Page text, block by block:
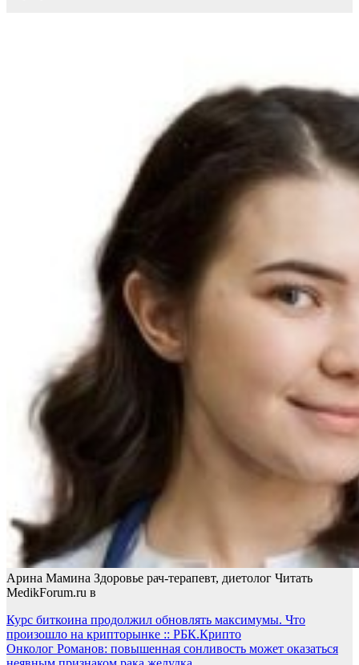
Арина Мамина Здоровье рач-терапевт, диетолог Читать
MedikForum.ru в
Навигация
по
Курс биткоина продолжил обновлять максимумы. Что
произошло на крипторынке :: РБК.Крипто
Онколог Романов: повышенная сонливость может оказаться